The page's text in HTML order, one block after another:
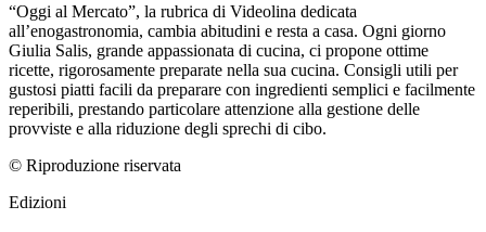
“Oggi al Mercato”, la rubrica di Videolina dedicata
all’enogastronomia, cambia abitudini e resta a casa. Ogni giorno
Giulia Salis, grande appassionata di cucina, ci propone ottime
ricette, rigorosamente preparate nella sua cucina. Consigli utili per
gustosi piatti facili da preparare con ingredienti semplici e facilmente
reperibili, prestando particolare attenzione alla gestione delle
provviste e alla riduzione degli sprechi di cibo.
© Riproduzione riservata
Edizioni